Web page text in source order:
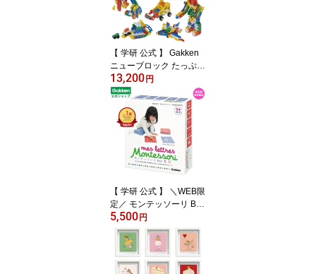
具
【 学研 公式 】 Gakken
ニューブロック たっぷり
バラエティ セット 35種1
74パーツ 2歳から 【3L
サイズラッピング対応商
品】 83719 学研ステイ
フル おもちゃ 知育玩具
13,200 円
【 学研 公式 】 ＼WEB限
定／ モンテッソーリ Box
砂文字 カード もじ 2歳か
ら 【Lサイズラッピング
対応商品（別途有料)】 E
C83014 学研ステイフル
おもちゃ 知育玩具
5,500 円